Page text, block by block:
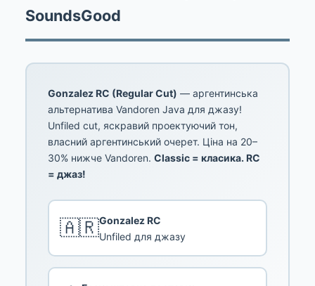
SoundsGood
Gonzalez RC (Regular Cut) — аргентинська
альтернатива Vandoren Java для джазу!
Unfiled cut, яскравий проектуючий тон,
власний аргентинський очерет. Ціна на 20–
30% нижче Vandoren. Classic = класика. RC
= джаз!
🇦🇷Gonzalez RC
Unfiled для джазу